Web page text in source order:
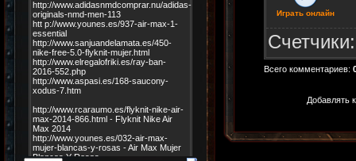
Играть онлайн
Счетчики
Всего комментариев:
Добавлять